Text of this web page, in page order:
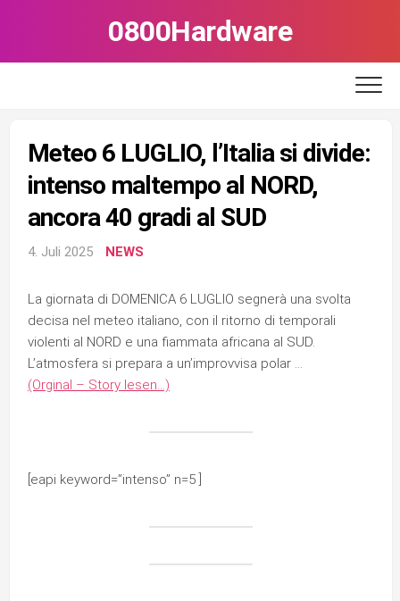
0800Hardware
Meteo 6 LUGLIO, l’Italia si divide:
intenso maltempo al NORD,
ancora 40 gradi al SUD
4. Juli 2025 NEWS
La giornata di DOMENICA 6 LUGLIO segnerà una svolta
decisa nel meteo italiano, con il ritorno di temporali
violenti al NORD e una fiammata africana al SUD.
L’atmosfera si prepara a un’improvvisa polar …
(Orginal – Story lesen…)
[eapi keyword=”intenso” n=5 ]